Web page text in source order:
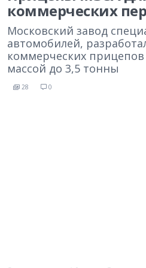
коммерческих
Московский завод
автомобилей,
коммерческих
массой до 3,5 тонны
28 0